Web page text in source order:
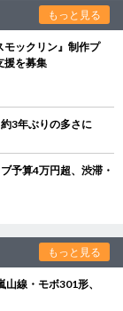
もっと見る
モックリン』制作プ
援を募集
3年ぶりの多さに
予算4万円超、渋滞・
もっと見る
線・モボ301形、